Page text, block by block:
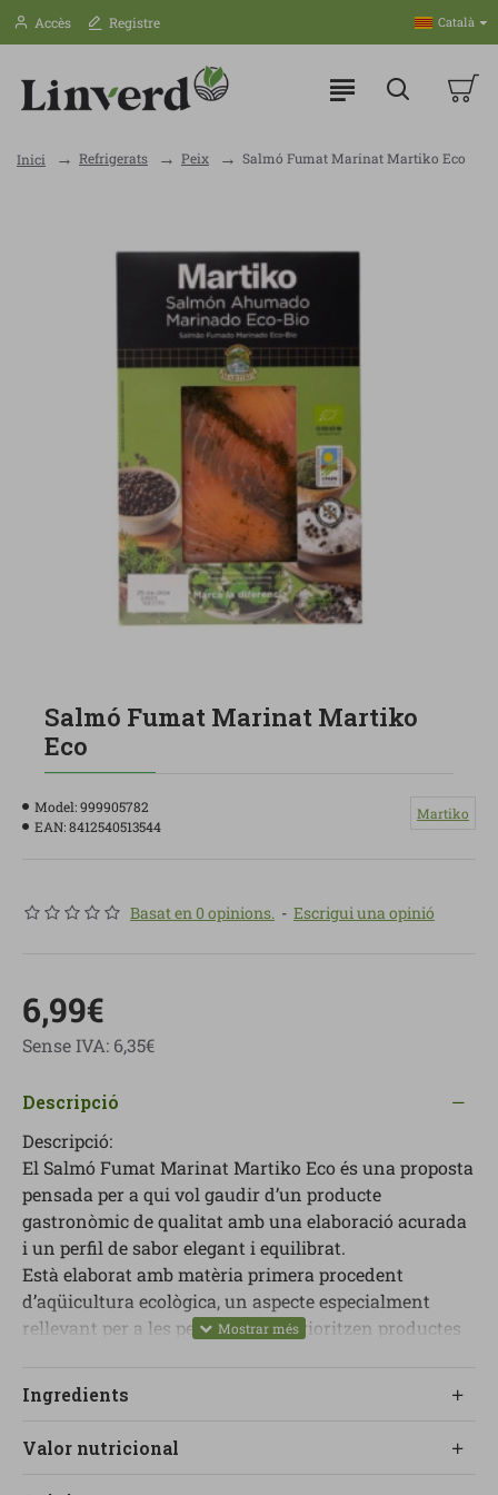
Accès Registre Català
Inici Refrigerats Peix Salmó Fumat Marinat Martiko Eco
Salmó Fumat Marinat Martiko
Eco
Model:999905782
EAN:8412540513544
Martiko
Basat en 0 opinions. - Escrigui una opinió
6,99€
Sense IVA: 6,35€
Descripció
Descripció:
El Salmó Fumat Marinat Martiko Eco és una proposta
pensada per a qui vol gaudir d’un producte
gastronòmic de qualitat amb una elaboració acurada
i un perfil de sabor elegant i equilibrat.
Està elaborat amb matèria primera procedent
d’aqüicultura ecològica, un aspecte especialment
rellevant per a les persones que prioritzen productes
El seu procés de fumat lent amb fusta de faig aporta
personalitat pròpia del salmó, i dona com a resultat
Ingredients
Valor nutricional